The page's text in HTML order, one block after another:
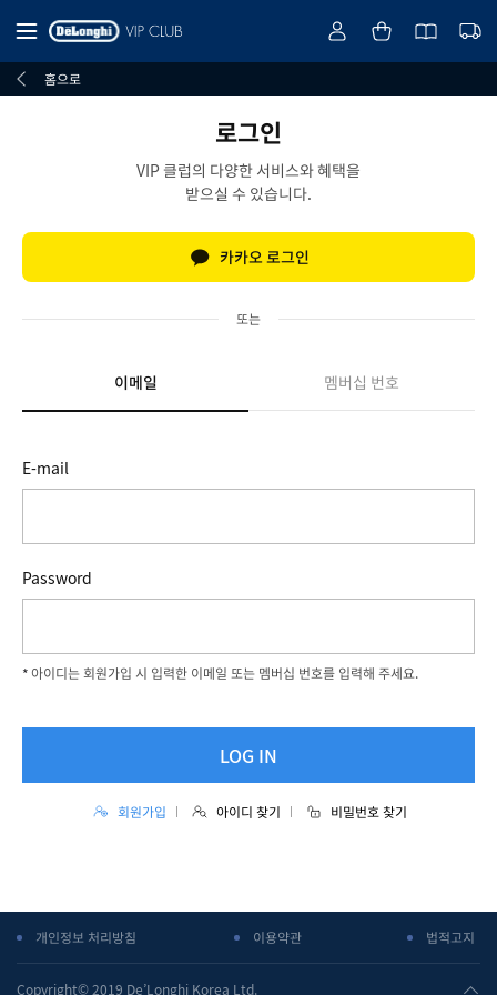
홈으로
로그인
VIP 클럽의 다양한 서비스와 혜택을
받으실 수 있습니다.
카카오 로그인
또는
이메일 멤버십 번호
E-mail
Password
아이디는 회원가입 시 입력한 이메일 또는 멤버십 번호를 입력해 주세요.
LOG IN
회원가입 아이디 찾기 비밀번호 찾기
개인정보 처리방침 이용약관 법적고지
Copyright© 2019 De’Longhi Korea Ltd.